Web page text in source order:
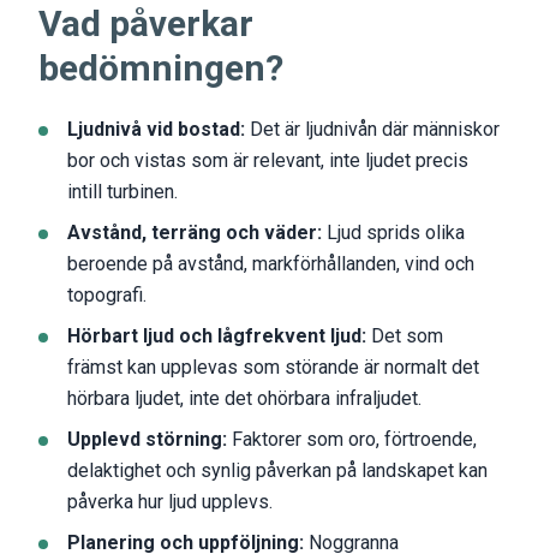
Vad påverkar
bedömningen?
Ljudnivå vid bostad: Det är ljudnivån där människor
bor och vistas som är relevant, inte ljudet precis
intill turbinen.
Avstånd, terräng och väder: Ljud sprids olika
beroende på avstånd, markförhållanden, vind och
topografi.
Hörbart ljud och lågfrekvent ljud: Det som
främst kan upplevas som störande är normalt det
hörbara ljudet, inte det ohörbara infraljudet.
Upplevd störning: Faktorer som oro, förtroende,
delaktighet och synlig påverkan på landskapet kan
påverka hur ljud upplevs.
Planering och uppföljning: Noggranna